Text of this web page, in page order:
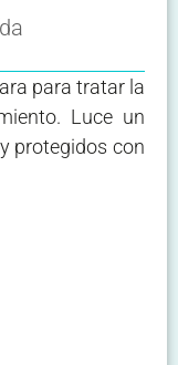
para tratar la
Luce un
protegidos con